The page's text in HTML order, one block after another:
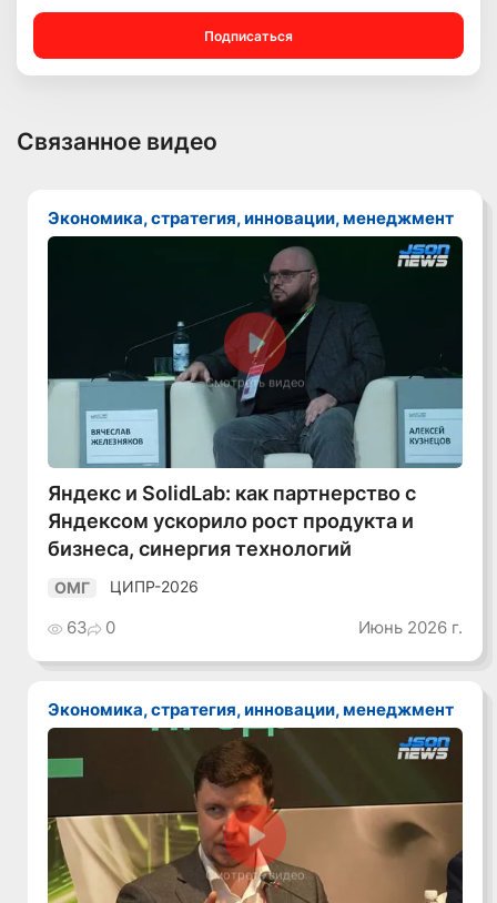
Подписаться
Связанное видео
Экономика, стратегия, инновации, менеджмент
Смотреть видео
Яндекс и SolidLab: как партнерство с
Яндексом ускорило рост продукта и
бизнеса, синергия технологий
ОМГ ЦИПР-2026
63 0 Июнь 2026 г.
Экономика, стратегия, инновации, менеджмент
Смотреть видео